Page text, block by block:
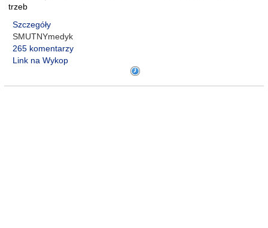
trzeb
Szczegóły
SMUTNYmedyk
265 komentarzy
Link na Wykop